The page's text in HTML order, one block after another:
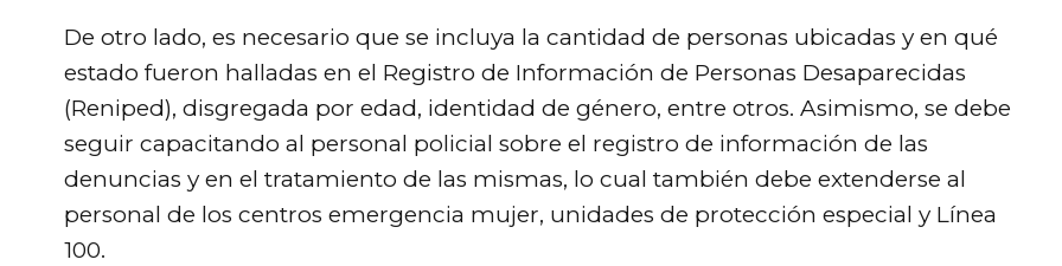
De otro lado, es necesario que se incluya la cantidad de personas ubicadas y en qué
estado fueron halladas en el Registro de Información de Personas Desaparecidas
(Reniped), disgregada por edad, identidad de género, entre otros. Asimismo, se debe
seguir capacitando al personal policial sobre el registro de información de las
denuncias y en el tratamiento de las mismas, lo cual también debe extenderse al
personal de los centros emergencia mujer, unidades de protección especial y Línea
100.